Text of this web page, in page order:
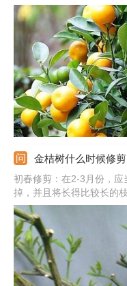
快，其次还可以选择夏季
可以用枝接和芽接，前者
满的芽。
金桔树什么时候修剪
初春修剪：在2-3月份，
掉，并且将长得比较长的
在它的主要枝干上长出新
月开花之后，要及时剪掉